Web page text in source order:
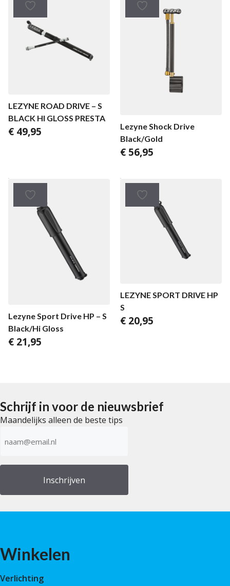
LEZYNE ROAD DRIVE – S
BLACK HI GLOSS PRESTA
€ 49,95
Lezyne Shock Drive
Black/Gold
€ 56,95
Lezyne Sport Drive HP – S
Black/Hi Gloss
€ 21,95
LEZYNE SPORT DRIVE HP
S
€ 20,95
Schrijf in voor de nieuwsbrief
Maandelijks alleen de beste tips
mailadres
Winkelen
Verlichting